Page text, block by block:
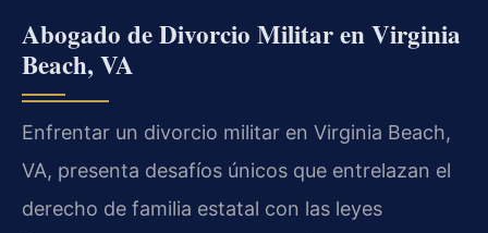
Abogado de Divorcio Militar en Virginia
Beach, VA
Enfrentar un divorcio militar en Virginia Beach,
VA, presenta desafíos únicos que entrelazan el
derecho de familia estatal con las leyes